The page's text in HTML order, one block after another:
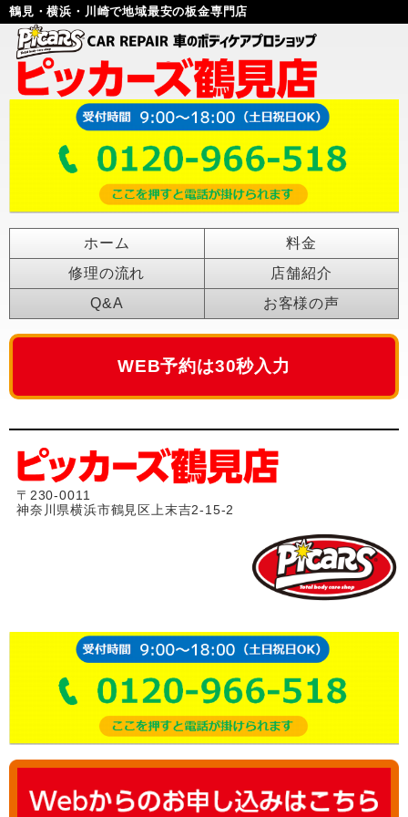
鶴見・横浜・川崎で地域最安の板金専門店
ホーム
料金
修理の流れ
店舗紹介
Q&A
お客様の声
WEB予約は30秒入力
〒230-0011
神奈川県横浜市鶴見区上末吉2-15-2